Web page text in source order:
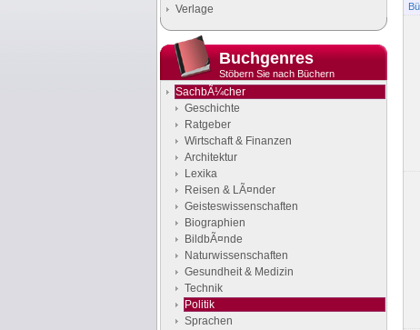
Verlage
Buchgenres
Stöbern Sie nach Büchern
SachbÃ¼cher
Geschichte
Ratgeber
Wirtschaft & Finanzen
Architektur
Lexika
Reisen & LÃ¤nder
Geisteswissenschaften
Biographien
BildbÃ¤nde
Naturwissenschaften
Gesundheit & Medizin
Technik
Politik
Sprachen